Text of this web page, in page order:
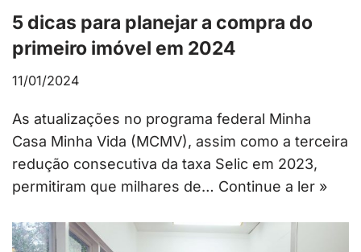
5 dicas para planejar a compra do
primeiro imóvel em 2024
11/01/2024
As atualizações no programa federal Minha
Casa Minha Vida (MCMV), assim como a terceira
redução consecutiva da taxa Selic em 2023,
permitiram que milhares de… Continue a ler »